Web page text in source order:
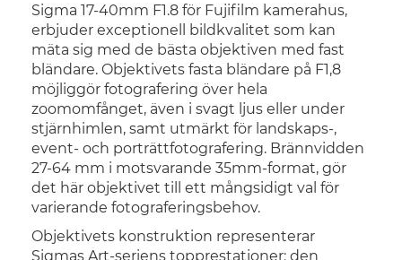
Sigma 17-40mm F1.8 för Fujifilm kamerahus,
erbjuder exceptionell bildkvalitet som kan
mäta sig med de bästa objektiven med fast
bländare. Objektivets fasta bländare på F1,8
möjliggör fotografering över hela
zoomomfånget, även i svagt ljus eller under
stjärnhimlen, samt utmärkt för landskaps-,
event- och porträttfotografering. Brännvidden
27-64 mm i motsvarande 35mm-format, gör
det här objektivet till ett mångsidigt val för
varierande fotograferingsbehov.
Objektivets konstruktion representerar
Sigmas Art-seriens topprestationer: den